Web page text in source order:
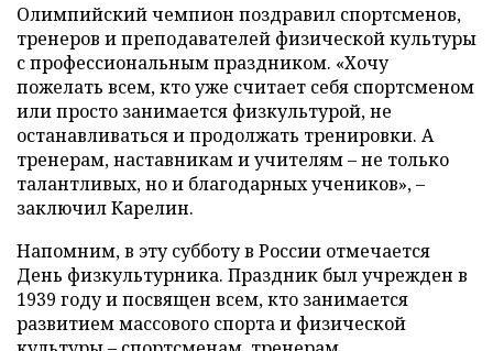
Олимпийский чемпион поздравил спортсменов,
тренеров и преподавателей физической культуры
с профессиональным праздником. «Хочу
пожелать всем, кто уже считает себя спортсменом
или просто занимается физкультурой, не
останавливаться и продолжать тренировки. А
тренерам, наставникам и учителям – не только
талантливых, но и благодарных учеников», –
заключил Карелин.
Напомним, в эту субботу в России отмечается
День физкультурника. Праздник был учрежден в
1939 году и посвящен всем, кто занимается
развитием массового спорта и физической